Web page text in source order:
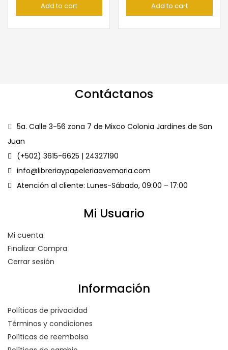
Add to cart Add to cart
Contáctanos
5a. Calle 3-56 zona 7 de Mixco Colonia Jardines de San
Juan
(+502) 3615-6625 | 24327190
info@libreriaypapeleriaavemaria.com
Atención al cliente: Lunes-Sábado, 09:00 – 17:00
Mi Usuario
Mi cuenta
Finalizar Compra
Cerrar sesión
Información
Políticas de privacidad
Términos y condiciones
Políticas de reembolso